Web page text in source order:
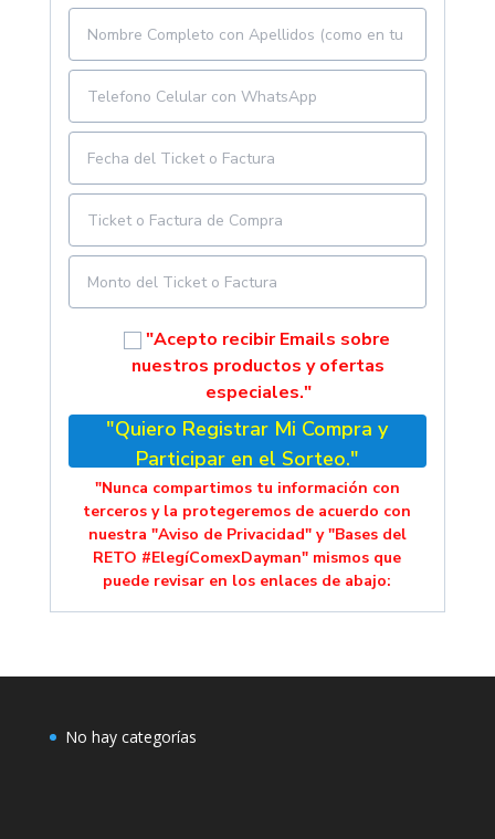
"Acepto recibir Emails sobre
nuestros productos y ofertas
especiales."
"Quiero Registrar Mi Compra y
Participar en el Sorteo."
"Nunca compartimos tu información con
terceros y la protegeremos de acuerdo con
nuestra "Aviso de Privacidad" y "Bases del
RETO #ElegíComexDayman" mismos que
puede revisar en los enlaces de abajo:
No hay categorías